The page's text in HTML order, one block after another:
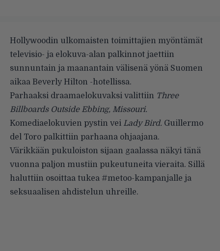
Hollywoodin ulkomaisten toimittajien myöntämät
televisio- ja elokuva-alan palkinnot jaettiin
sunnuntain ja maanantain välisenä yönä Suomen
aikaa Beverly Hilton -hotellissa.
Parhaaksi draamaelokuvaksi valittiin Three
Billboards Outside Ebbing, Missouri.
Komediaelokuvien pystin vei Lady Bird. Guillermo
del Toro palkittiin parhaana ohjaajana.
Värikkään pukuloiston sijaan gaalassa näkyi tänä
vuonna paljon mustiin pukeutuneita vieraita. Sillä
haluttiin osoittaa tukea #metoo-kampanjalle ja
seksuaalisen ahdistelun uhreille.